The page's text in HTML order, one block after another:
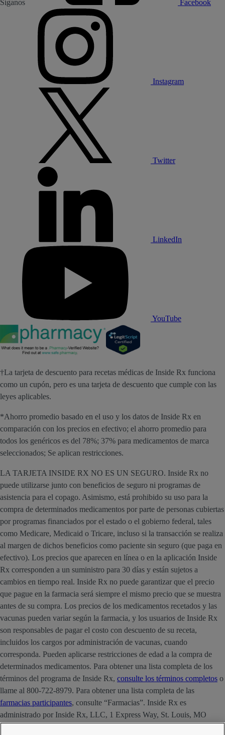
Síganos Facebook
Instagram
Twitter
LinkedIn
YouTube
†La tarjeta de descuento para recetas médicas de Inside Rx funciona
como un cupón, pero es una tarjeta de descuento que cumple con las
leyes aplicables.
*Ahorro promedio basado en el uso y los datos de Inside Rx en
comparación con los precios en efectivo; el ahorro promedio para
todos los genéricos es del 78%; 37% para medicamentos de marca
seleccionados; Se aplican restricciones.
LA TARJETA INSIDE RX NO ES UN SEGURO. Inside Rx no
puede utilizarse junto con beneficios de seguro ni programas de
asistencia para el copago. Asimismo, está prohibido su uso para la
compra de determinados medicamentos por parte de personas cubiertas
por programas financiados por el estado o el gobierno federal, tales
como Medicare, Medicaid o Tricare, incluso si la transacción se realiza
al margen de dichos beneficios como paciente sin seguro (que paga en
efectivo). Los precios que aparecen en línea o en la aplicación Inside
Rx corresponden a un suministro para 30 días y están sujetos a
cambios en tiempo real. Inside Rx no puede garantizar que el precio
que pague en la farmacia será siempre el mismo precio que se muestra
antes de su compra. Los precios de los medicamentos recetados y las
vacunas pueden variar según la farmacia, y los usuarios de Inside Rx
son responsables de pagar el costo con descuento de su receta,
incluidos los cargos por administración de vacunas, cuando
corresponda. Pueden aplicarse restricciones de edad a la compra de
determinados medicamentos. Para obtener una lista completa de los
términos del programa de Inside Rx, consulte los términos completos o
llame al 800-722-8979. Para obtener una lista completa de las
farmacias participantes, consulte “Farmacias”. Inside Rx es
administrado por Inside Rx, LLC, 1 Express Way, St. Louis, MO